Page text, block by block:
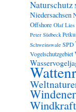
Naturschutz
Niedersachsen
Offshore Olaf Lies
Peter Südbeck
Schweinswale SPD
Vogelschutzgebiet
Windkraft